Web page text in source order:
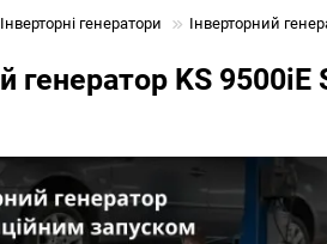
Інверторні генератори Інверторний
генератор KS 9500iE